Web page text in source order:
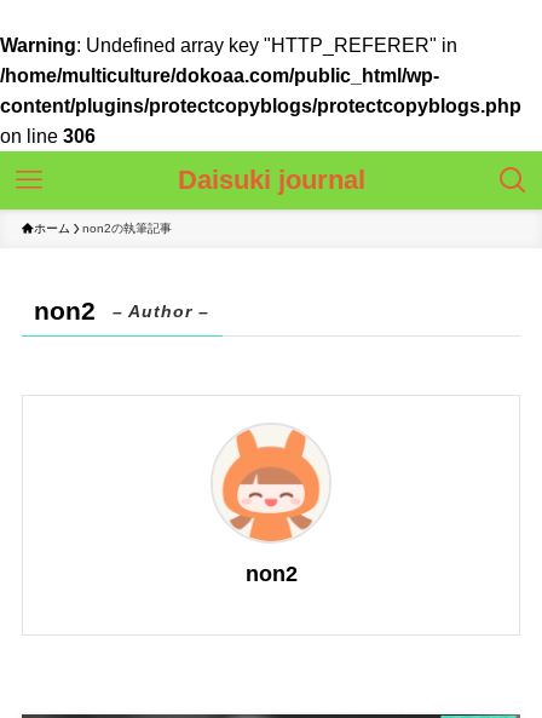
Warning: Undefined array key "HTTP_REFERER" in
/home/multiculture/dokoaa.com/public_html/wp-
content/plugins/protectcopyblogs/protectcopyblogs.php
on line 306
Daisuki journal
ホーム non2の執筆記事
non2 – Author –
non2